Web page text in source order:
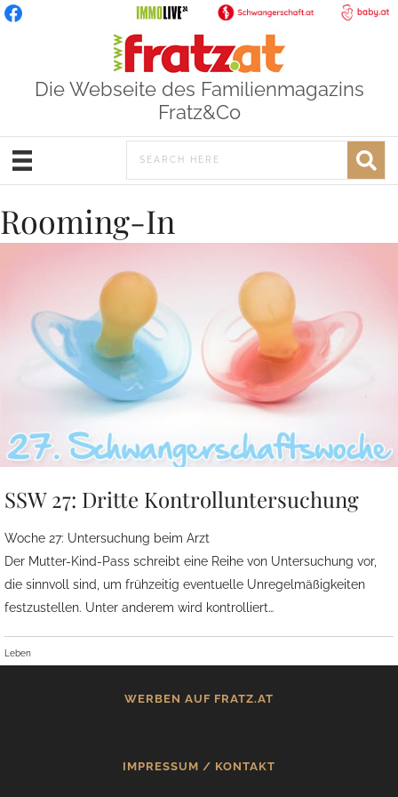
Die Webseite des Familienmagazins
Fratz&Co
Rooming-In
SSW 27: Dritte Kontrolluntersuchung
Woche 27: Untersuchung beim Arzt
Der Mutter-Kind-Pass schreibt eine Reihe von Untersuchung vor,
die sinnvoll sind, um frühzeitig eventuelle Unregelmäßigkeiten
festzustellen. Unter anderem wird kontrolliert…
Leben
WERBEN AUF FRATZ.AT
IMPRESSUM / KONTAKT